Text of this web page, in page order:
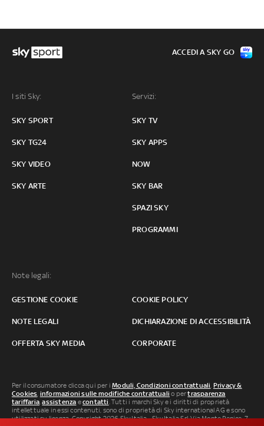
I siti Sky:
SKY SPORT
SKY TG24
SKY VIDEO
SKY ARTE
Servizi:
SKY TV
SKY APPS
NOW
SKY BAR
SPAZI SKY
PROGRAMMI
Note legali:
GESTIONE COOKIE COOKIE POLICY
NOTE LEGALI DICHIARAZIONE DI ACCESSIBILITÀ
OFFERTA SKY MEDIA CORPORATE
ACCEDI A SKY GO
Per il consumatore clicca qui per iModuli, Condizioni contrattuali, Privacy &
Cookies, informazioni sulle modifiche contrattuali o pertrasparenza
tariffaria,assistenza econtatti. Tutti i marchi Sky e i diritti di proprietà
intellettuale in essi contenuti, sono di proprietà di Sky international AG e sono
utilizzati su licenza. Copyright 2026 Sky Italia - Sky Italia Srl Via Monte Penice, 7 -